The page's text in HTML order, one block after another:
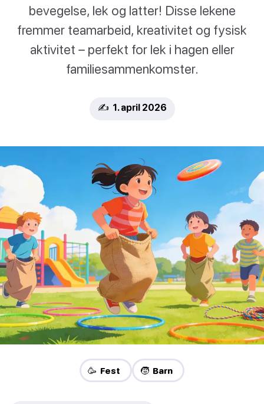
bevegelse, lek og latter! Disse lekene
fremmer teamarbeid, kreativitet og fysisk
aktivitet – perfekt for lek i hagen eller
familiesammenkomster.
✍️ 1. april 2026
🥳 Fest 🧒 Barn